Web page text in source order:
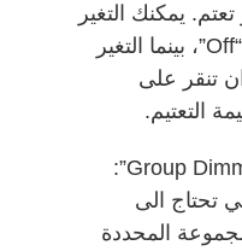
يمكنك التغير
بحرية بالنقر على “On”او “Off”، بينما التغير
تنقر على
(2) "تعتيم مجموعة" “Group Dimming”:
تحتاج الى
المحددة